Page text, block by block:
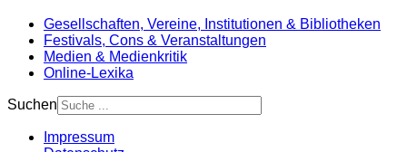
Gesellschaften, Vereine, Institutionen & Bibliotheken
Festivals, Cons & Veranstaltungen
Medien & Medienkritik
Online-Lexika
Suchen
Impressum